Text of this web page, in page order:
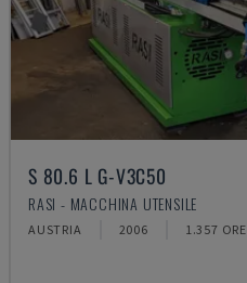
S 80.6 L G-V3C50
RASI - MACCHINA UTENSILE
AUSTRIA 2006 1.357 ORE